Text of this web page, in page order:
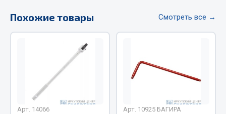
Цепи подъёмные
РТИ
Похожие товары Смотреть все →
Арт. 14066 Арт. 10925 БАГИРА